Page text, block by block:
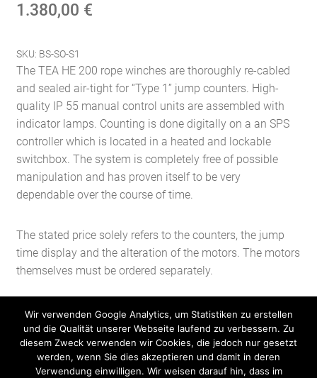
1.380,00 €
SKU: BS-SO-S1
The TEA HE 200 rope winches are thoroughly re-cabled
and sealed air-tight for “Type 1” jump counters. High-
quality IP 55 manual control units are assembled with
indicator lamps. Counting is done digitally on a an SPS
controller which is located in a heated and lockable
switchbox. The system is completely free of possible
manipulation and has proven itself to be very
dependable over the course of time.
The stated price solely refers to the counters, the jump
time display and the alteration of the motors. The motors
themselves must be ordered separately.
Jump
counter,
system
+
Add to cart
Wir verwenden Google Analytics, um Statistiken zu erstellen
und die Qualität unserer Webseite laufend zu verbessern. Zu
diesem Zweck verwenden wir Cookies, die jedoch nur gesetzt
werden, wenn Sie dies akzeptieren und damit in deren
Verwendung einwilligen. Wir weisen darauf hin, dass im